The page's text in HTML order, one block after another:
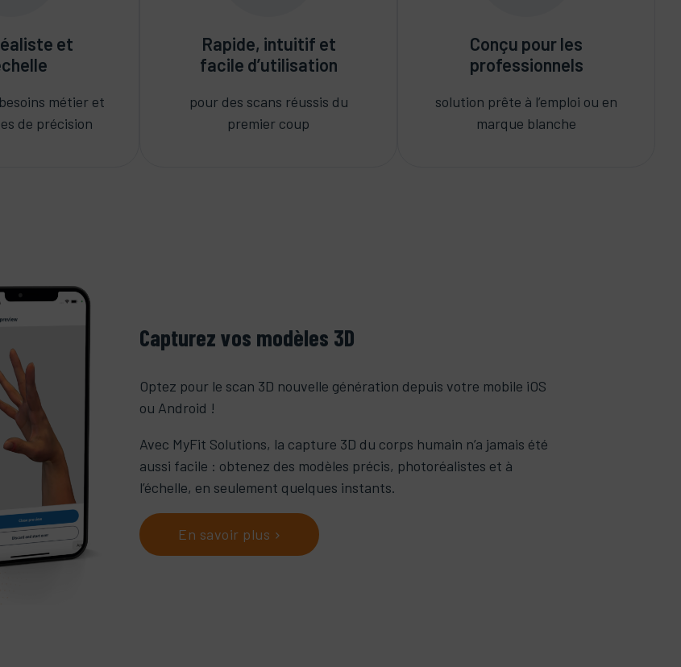
et
métier et
de précision
Rapide, intuitif et
facile d’utilisation
pour des scans réussis du
premier coup
Conçu pour les
professionnels
solution prête à l’emploi ou en
marque blanche
Capturez vos modèles 3D
Optez pour le scan 3D nouvelle génération depuis votre mobile iOS
ou Android !
Avec MyFit Solutions, la capture 3D du corps humain n’a jamais été
aussi facile : obtenez des modèles précis, photoréalistes et à
l’échelle, en seulement quelques instants.
En savoir plus